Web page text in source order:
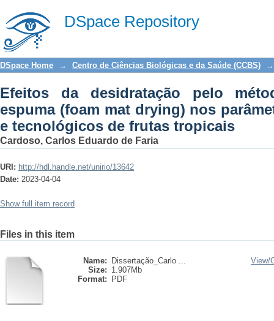
DSpace Repository
Efeitos da desidratação pelo método
parâmetros físico-químicos e
DSpace Home → Centro de Ciências Biológicas e da Saúde (CCBS) →
Efeitos da desidratação pelo
espuma (foam mat drying) nos
e tecnológicos de frutas tropicais
Cardoso, Carlos Eduardo de Faria
URI: http://hdl.handle.net/unirio/13642
Date: 2023-04-04
Show full item record
Files in this item
Name:
Dissertação_Carlo ...
Size: 1.907Mb
Format:
PDF
View/